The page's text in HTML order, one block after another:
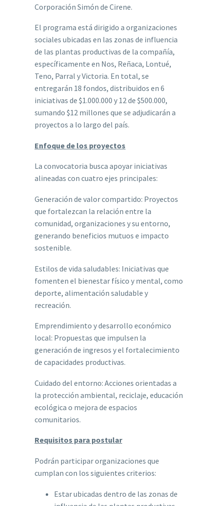
Corporación Simón de Cirene.
El programa está dirigido a organizaciones
sociales ubicadas en las zonas de influencia
de las plantas productivas de la compañía,
específicamente en Nos, Reñaca, Lontué,
Teno, Parral y Victoria. En total, se
entregarán 18 fondos, distribuidos en 6
iniciativas de $1.000.000 y 12 de $500.000,
sumando $12 millones que se adjudicarán a
proyectos a lo largo del país.
Enfoque de los proyectos
La convocatoria busca apoyar iniciativas
alineadas con cuatro ejes principales:
Generación de valor compartido: Proyectos
que fortalezcan la relación entre la
comunidad, organizaciones y su entorno,
generando beneficios mutuos e impacto
sostenible.
Estilos de vida saludables: Iniciativas que
fomenten el bienestar físico y mental, como
deporte, alimentación saludable y
recreación.
Emprendimiento y desarrollo económico
local: Propuestas que impulsen la
generación de ingresos y el fortalecimiento
de capacidades productivas.
Cuidado del entorno: Acciones orientadas a
la protección ambiental, reciclaje, educación
ecológica o mejora de espacios
comunitarios.
Requisitos para postular
Podrán participar organizaciones que
cumplan con los siguientes criterios:
Estar ubicadas dentro de las zonas de